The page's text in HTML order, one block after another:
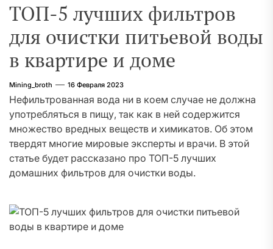
ТОП-5 лучших фильтров
для очистки питьевой воды
в квартире и доме
Mining_broth 16 Февраля 2023
Нефильтрованная вода ни в коем случае не должна
употребляться в пищу, так как в ней содержится
множество вредных веществ и химикатов. Об этом
твердят многие мировые эксперты и врачи. В этой
статье будет рассказано про ТОП-5 лучших
домашних фильтров для очистки воды.